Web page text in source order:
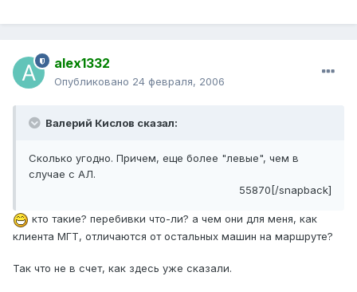
alex1332
Опубликовано 24 февраля, 2006
Валерий Кислов сказал:
Сколько угодно. Причем, еще более "левые", чем в
случае с АЛ.
55870[/snapback]
кто такие? перебивки что-ли? а чем они для меня, как
клиента МГТ, отличаются от остальных машин на маршруте?
Так что не в счет, как здесь уже сказали.